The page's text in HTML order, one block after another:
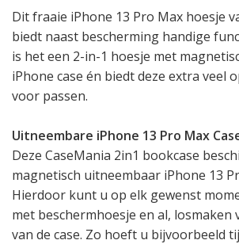
Dit fraaie iPhone 13 Pro Max hoesje
biedt naast bescherming handige
is het een 2-in-1 hoesje met
iPhone case én biedt deze extra veel
voor passen.
Uitneembare iPhone 13 Pro Max
Deze CaseMania 2in1 bookcase
magnetisch uitneembaar iPhone 13
Hierdoor kunt u op elk gewenst
met beschermhoesje en al, losmaken
van de case. Zo hoeft u bijvoorbeeld